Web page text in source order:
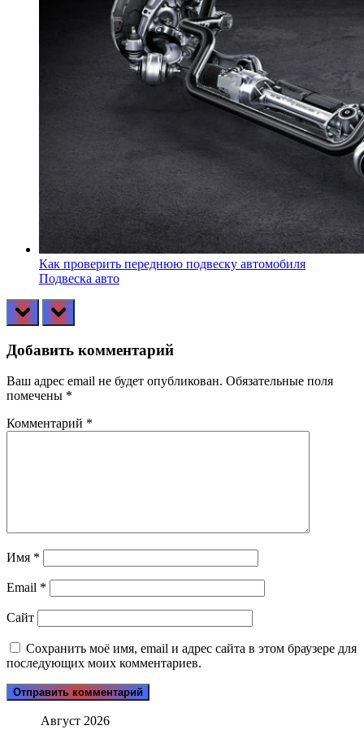
Как проверить переднюю подвеску автомобиля
Подвеска авто
prev next
Добавить комментарий
Ваш адрес email не будет опубликован. Обязательные поля
помечены *
Комментарий *
Имя *
Email *
Сайт
Сохранить моё имя, email и адрес сайта в этом браузере для
последующих моих комментариев.
Август 2026